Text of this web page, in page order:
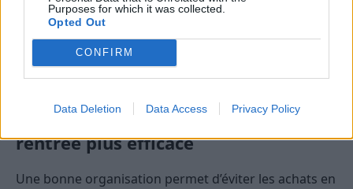
Purposes for which it was collected.
Opted Out
CONFIRM
Data Deletion Data Access Privacy Policy
Certains équipements comme les instruments de
musique, les tenues de sport ou les manuels scolaires
peuvent coûter cher. Cherchez-les d’occasion sur des
sites spécialisés, des groupes Facebook locaux, ou via
les petites annonces de l’école.
Organiser la maison pour une
rentrée plus efficace
Une bonne organisation permet d’éviter les achats en